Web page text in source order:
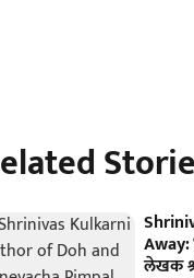
Away:
लेखक